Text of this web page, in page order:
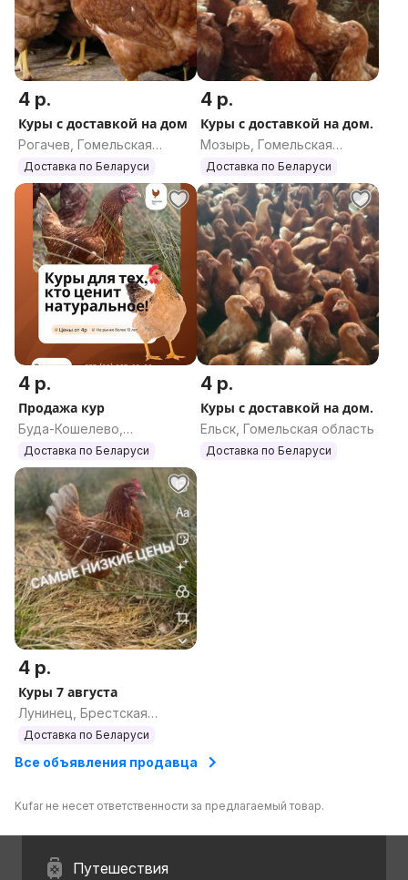
4 р.
Куры с доставкой на дом
Рогачев, Гомельская
область
Доставка по Беларуси
4 р.
Куры с доставкой на дом.
Мозырь, Гомельская
область
Доставка по Беларуси
4 р.
Продажа кур
Буда-Кошелево,
Гомельская область
Доставка по Беларуси
4 р.
Куры с доставкой на дом.
Ельск, Гомельская область
Доставка по Беларуси
4 р.
Куры 7 августа
Лунинец, Брестская
область
Доставка по Беларуси
Все объявления продавца
Kufar не несет ответственности за предлагаемый товар.
Путешествия